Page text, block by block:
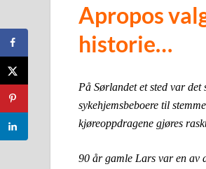
Apropos
historie…
På Sørlandet et sted var
sykehjemsbeboere til
kjøreoppdragene gjøres
90 år gamle Lars var en av